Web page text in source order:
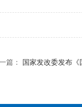
篇： 国家发改委发布